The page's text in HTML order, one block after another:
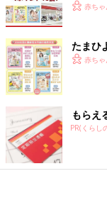
赤ち
たまひ
赤ち
もらえ
PR(くらし